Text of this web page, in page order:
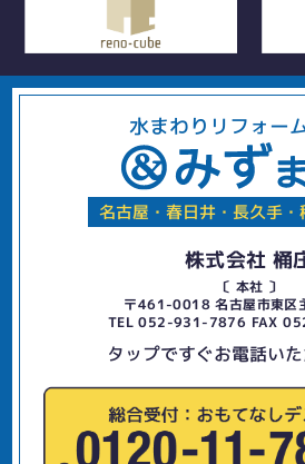
水まわりリフォー
名古屋・春日井・長久手・
株式会社 桶
〔 本社 〕
〒461-0018 名古屋市東区
TEL 052-931-7876 FAX
タップですぐお電話いた